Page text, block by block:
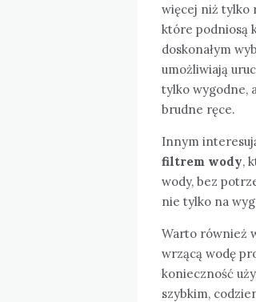
więcej niż tylko
które podniosą
doskonałym
umożliwiają
tylko wygodne,
brudne ręce.
Innym
filtrem wody,
wody, bez
nie tylko na
Warto również
wrzącą wodę
konieczność
szybkim,